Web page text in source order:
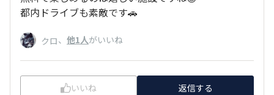
都内ドライブも素敵です🚗
クロ、 他1人がいいね
いいね 返信する